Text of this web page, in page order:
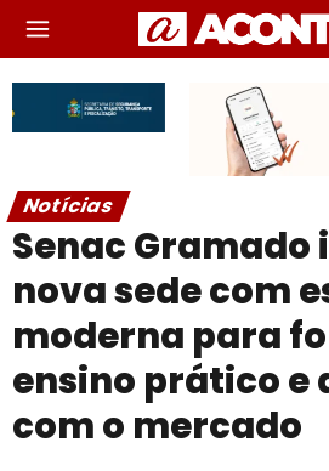
Notícias
Senac
nova sede com
moderna para
ensino prático e
com o mercado